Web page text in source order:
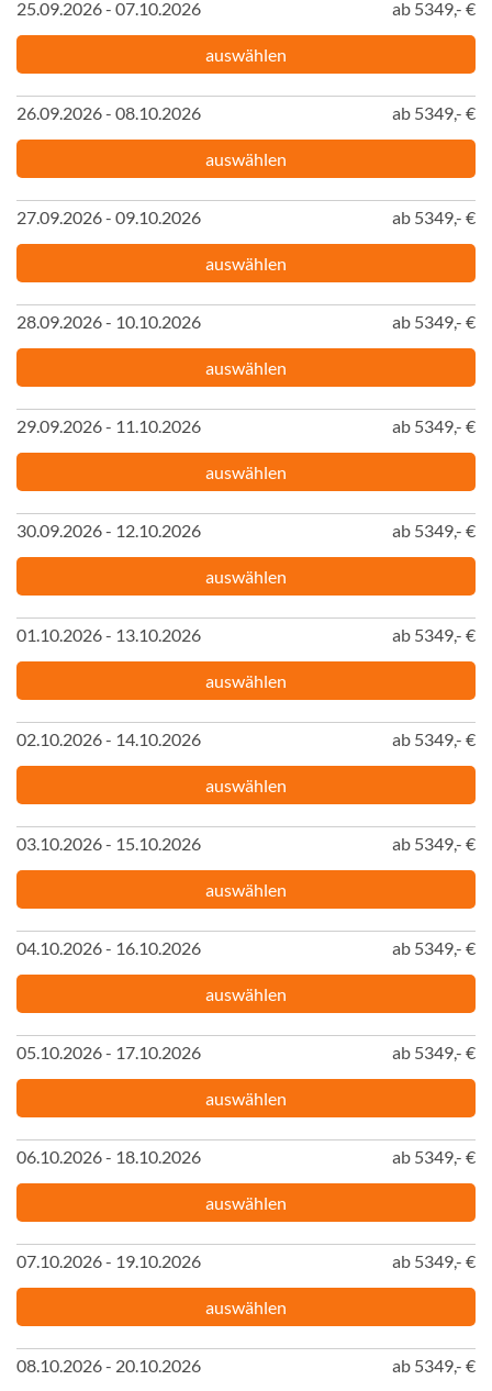
25.09.2026 - 07.10.2026 ab 5349,- €
auswählen
26.09.2026 - 08.10.2026 ab 5349,- €
auswählen
27.09.2026 - 09.10.2026 ab 5349,- €
auswählen
28.09.2026 - 10.10.2026 ab 5349,- €
auswählen
29.09.2026 - 11.10.2026 ab 5349,- €
auswählen
30.09.2026 - 12.10.2026 ab 5349,- €
auswählen
01.10.2026 - 13.10.2026 ab 5349,- €
auswählen
02.10.2026 - 14.10.2026 ab 5349,- €
auswählen
03.10.2026 - 15.10.2026 ab 5349,- €
auswählen
04.10.2026 - 16.10.2026 ab 5349,- €
auswählen
05.10.2026 - 17.10.2026 ab 5349,- €
auswählen
06.10.2026 - 18.10.2026 ab 5349,- €
auswählen
07.10.2026 - 19.10.2026 ab 5349,- €
auswählen
08.10.2026 - 20.10.2026 ab 5349,- €